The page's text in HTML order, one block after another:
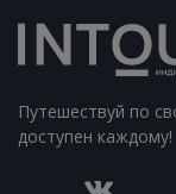
Путешествуй по
доступен каждому!